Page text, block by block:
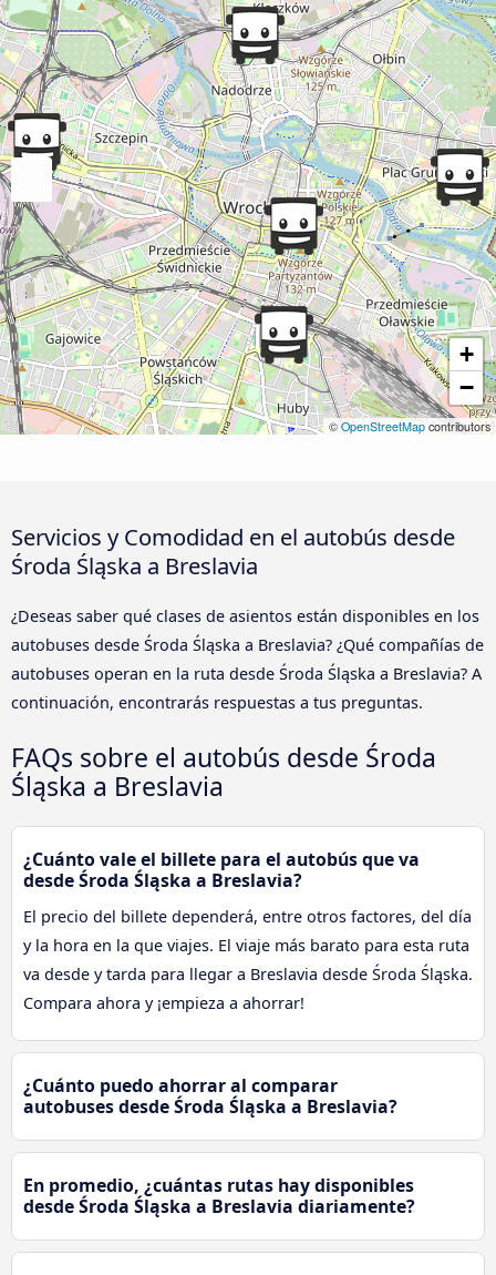
+
−
©OpenStreetMap contributors
Servicios y Comodidad en el autobús desde
Środa Śląska a Breslavia
¿Deseas saber qué clases de asientos están disponibles en los
autobuses desde Środa Śląska a Breslavia? ¿Qué compañías de
autobuses operan en la ruta desde Środa Śląska a Breslavia? A
continuación, encontrarás respuestas a tus preguntas.
FAQs sobre el autobús desde Środa
Śląska a Breslavia
¿Cuánto vale el billete para el autobús que va
desde Środa Śląska a Breslavia?
El precio del billete dependerá, entre otros factores, del día
y la hora en la que viajes. El viaje más barato para esta ruta
va desde y tarda para llegar a Breslavia desde Środa Śląska.
Compara ahora y ¡empieza a ahorrar!
¿Cuánto puedo ahorrar al comparar
autobuses desde Środa Śląska a Breslavia?
En promedio, ¿cuántas rutas hay disponibles
desde Środa Śląska a Breslavia diariamente?